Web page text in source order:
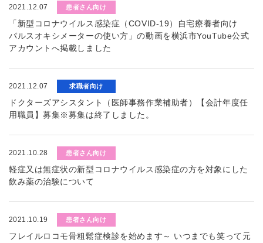
2021.12.07 患者さん向け
「新型コロナウイルス感染症（COVID-19）自宅療養者向け
パルスオキシメーターの使い方」の動画を横浜市YouTube公式
アカウントへ掲載しました
2021.12.07 求職者向け
ドクターズアシスタント（医師事務作業補助者）【会計年度任
用職員】募集※募集は終了しました。
2021.10.28 患者さん向け
軽症又は無症状の新型コロナウイルス感染症の方を対象にした
飲み薬の治験について
2021.10.19 患者さん向け
フレイルロコモ骨粗鬆症検診を始めます～ いつまでも笑って元